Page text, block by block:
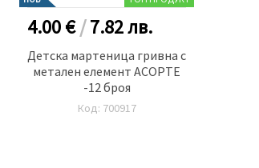
4.00 €/7.82лв.
Детска мартеница гривна с
метален елемент АСОРТЕ
-12 броя
Код: 700917